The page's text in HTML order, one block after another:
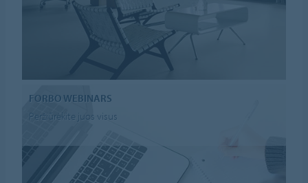
FORBO WEBINARS
Peržiūrėkite juos visus